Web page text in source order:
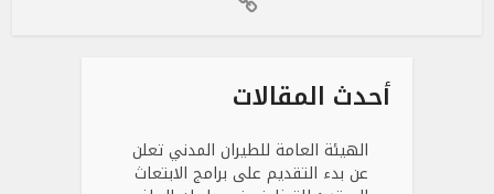
أحدث المقالات
الهيئة العامة للطيران المدني تعلن
عن بدء التقديم على برامج الابتعاث